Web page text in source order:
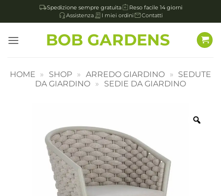
Spedizione sempre gratuita
Reso facile 14 giorni
Assistenza
I miei ordini Contatti
BOB GARDENS
HOME » SHOP » ARREDO GIARDINO » SEDUTE
DA GIARDINO » SEDIE DA GIARDINO